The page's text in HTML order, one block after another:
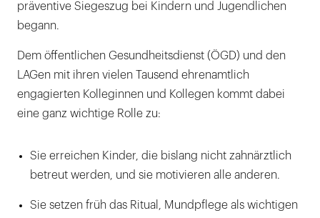
präventive Siegeszug bei Kindern und Jugendlichen
begann.
Dem öffentlichen Gesundheitsdienst (ÖGD) und den
LAGen mit ihren vielen Tausend ehrenamtlich
engagierten Kolleginnen und Kollegen kommt dabei
eine ganz wichtige Rolle zu:
Sie erreichen Kinder, die bislang nicht zahnärztlich
betreut werden, und sie motivieren alle anderen.
Sie setzen früh das Ritual, Mundpflege als wichtigen